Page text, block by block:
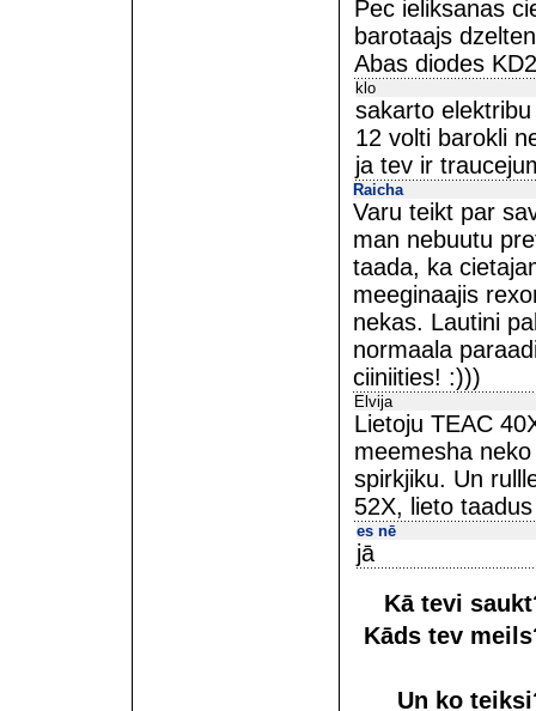
Pec ieliksanas
barotaajs
Abas diodes
klo
sakarto
12 volti barokli
ja tev ir
Raicha
Varu teikt par
man nebuutu
taada, ka
meeginaajis
nekas. Lautini
normaala
ciiniities! :)))
Elvija
Lietoju TEAC
meemesha
spirkjiku. Un
52X, lieto
es nē
jā
Kā tevi
Kāds tev
Un ko